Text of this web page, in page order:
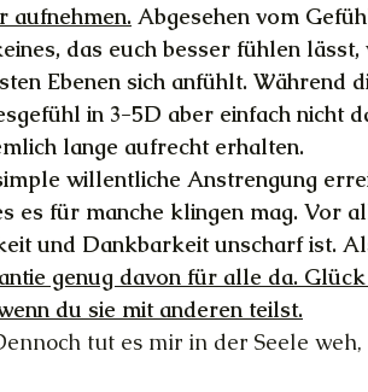
aufnehmen. Abgesehen vom
das euch besser fühlen lässt,
Ebenen sich anfühlt. Während
in 3-5D aber einfach nicht
lange aufrecht erhalten.
willentliche Anstrengung
es für manche klingen mag. Vor
und Dankbarkeit unscharf ist.
genug davon für alle da.
du sie mit anderen teilst.
tut es mir in der Seele